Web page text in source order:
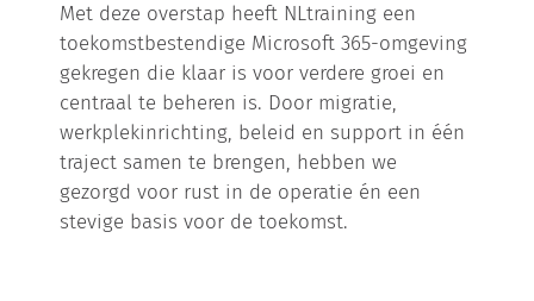
Met deze overstap heeft NLtraining een
toekomstbestendige Microsoft 365-omgeving
gekregen die klaar is voor verdere groei en
centraal te beheren is. Door migratie,
werkplekinrichting, beleid en support in één
traject samen te brengen, hebben we
gezorgd voor rust in de operatie én een
stevige basis voor de toekomst.